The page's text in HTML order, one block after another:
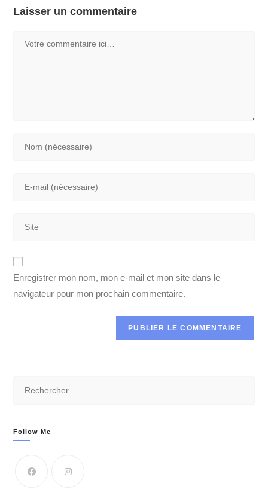
Laisser un commentaire
Enregistrer mon nom, mon e-mail et mon site dans le
navigateur pour mon prochain commentaire.
Follow Me